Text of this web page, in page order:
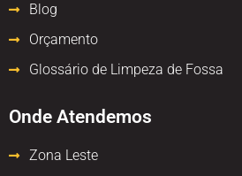
Blog
Orçamento
Glossário de Limpeza de Fossa
Onde Atendemos
Zona Leste